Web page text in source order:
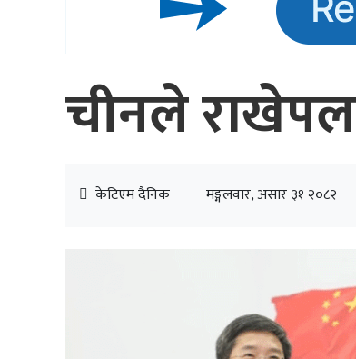
चीनले
केटिएम दैनिक मङ्गलवार, असार ३१ २०८२